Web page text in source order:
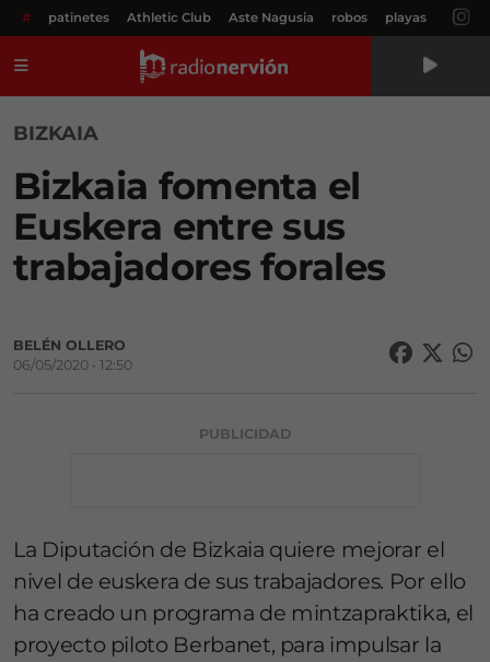
# patinetes Athletic Club Aste Nagusia robos playas
BIZKAIA
Bizkaia fomenta el
Euskera entre sus
trabajadores forales
BELÉN OLLERO
06/05/2020 • 12:50
PUBLICIDAD
La Diputación de Bizkaia quiere mejorar el
nivel de euskera de sus trabajadores. Por ello
ha creado un programa de mintzapraktika, el
proyecto piloto Berbanet, para impulsar la